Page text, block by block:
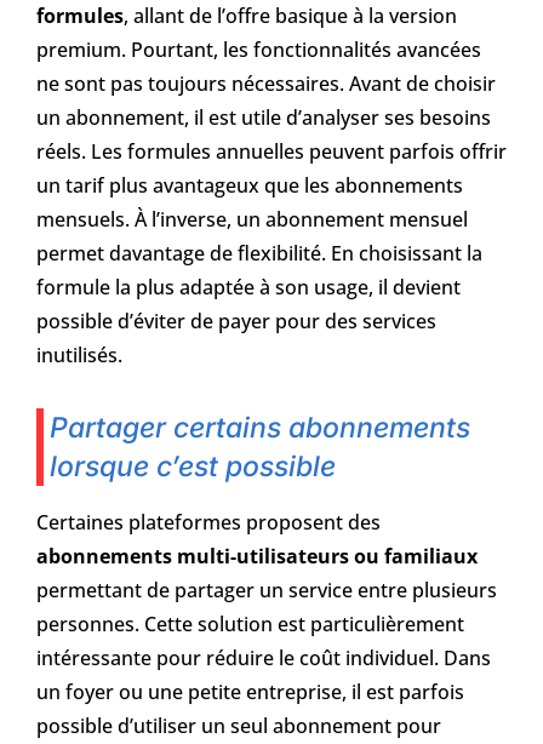
formules, allant de l’offre basique à la version
premium. Pourtant, les fonctionnalités avancées
ne sont pas toujours nécessaires. Avant de choisir
un abonnement, il est utile d’analyser ses besoins
réels. Les formules annuelles peuvent parfois offrir
un tarif plus avantageux que les abonnements
mensuels. À l’inverse, un abonnement mensuel
permet davantage de flexibilité. En choisissant la
formule la plus adaptée à son usage, il devient
possible d’éviter de payer pour des services
inutilisés.
Partager certains abonnements
lorsque c’est possible
Certaines plateformes proposent des
abonnements multi-utilisateurs ou familiaux
permettant de partager un service entre plusieurs
personnes. Cette solution est particulièrement
intéressante pour réduire le coût individuel. Dans
un foyer ou une petite entreprise, il est parfois
possible d’utiliser un seul abonnement pour